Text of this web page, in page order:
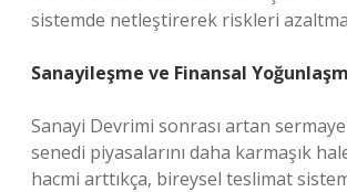
sistemde netleştirerek riskleri
Sanayileşme ve Finansal
Sanayi Devrimi sonrası artan
senedi piyasalarını daha karmaşık
hacmi arttıkça, bireysel teslimat